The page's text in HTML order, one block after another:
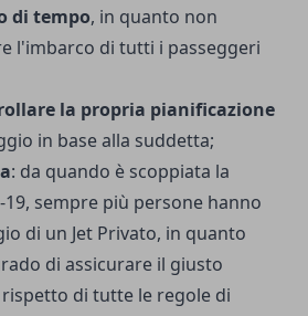
di tempo, in quanto non
l'imbarco di tutti i passeggeri
la propria pianificazione
in base alla suddetta;
: da quando è scoppiata la
sempre più persone hanno
di un Jet Privato, in quanto
di assicurare il giusto
di tutte le regole di